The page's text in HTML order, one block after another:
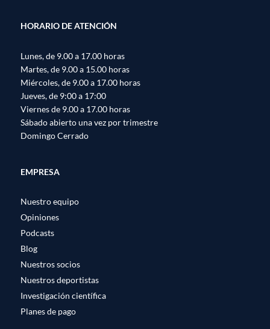
HORARIO DE ATENCIÓN
Lunes, de 9.00 a 17.00 horas
Martes, de 9.00 a 15.00 horas
Miércoles, de 9.00 a 17.00 horas
Jueves, de 9:00 a 17:00
Viernes de 9.00 a 17.00 horas
Sábado abierto una vez por trimestre
Domingo Cerrado
EMPRESA
Nuestro equipo
Opiniones
Podcasts
Blog
Nuestros socios
Nuestros deportistas
Investigación científica
Planes de pago